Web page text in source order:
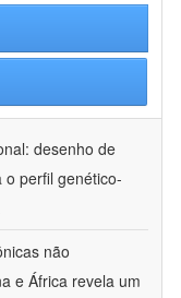
desenho de
perfil genético-
não
e África revela um